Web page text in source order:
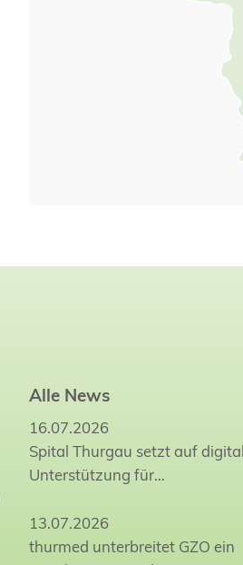
Alle News
16.07.2026
Spital Thurgau setzt auf
Unterstützung für…
13.07.2026
thurmed unterbreitet GZO ein